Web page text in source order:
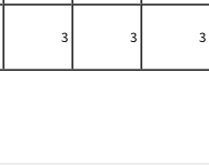
3 3 3